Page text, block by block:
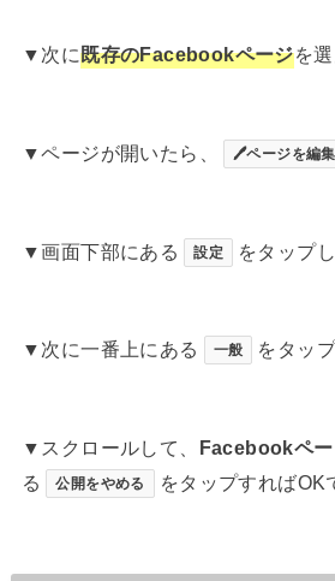
▼次に既存のFacebookページを
▼ページが開いたら、 🖊ページを編集
▼画面下部にある 設定 をタップ
▼次に一番上にある 一般 をタッ
▼スクロールして、 Facebookペ
る
公開をやめる をタップすればOK